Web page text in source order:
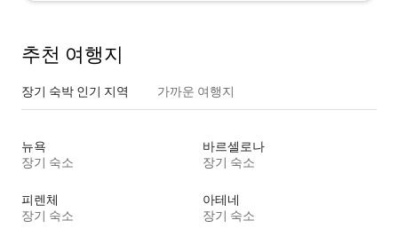
추천 여행지
장기 숙박 인기 지역 가까운 여행지
뉴욕
장기 숙소
바르셀로나
장기 숙소
피렌체
장기 숙소
아테네
장기 숙소